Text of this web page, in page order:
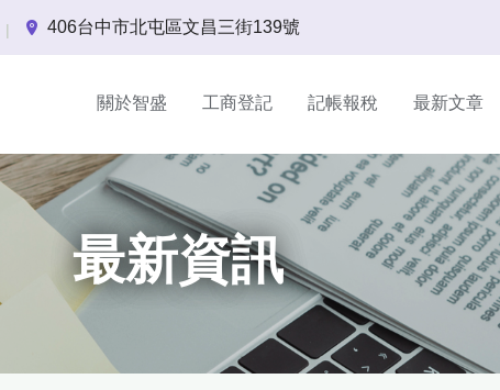
| 406台中市北屯區文昌三街139號
關於智盛 工商登記 記帳報稅 最新文章
最新資訊